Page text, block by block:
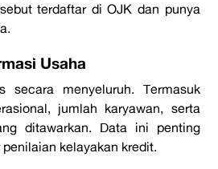
terdaftar di OJK dan punya
Usaha
secara menyeluruh. Termasuk
jumlah karyawan, serta
ditawarkan. Data ini penting
kelayakan kredit.